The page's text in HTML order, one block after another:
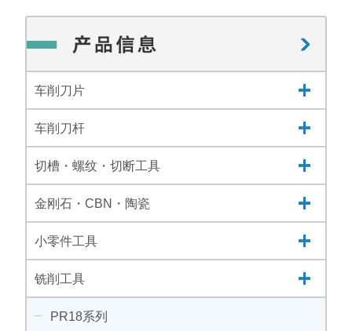
车削刀片
车削刀杆
切槽・螺纹・切断工具
金刚石・CBN・陶瓷
小零件工具
铣削工具
PR18系列